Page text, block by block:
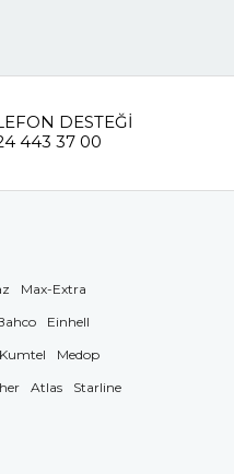
DESTEĞİ
443 37 00
Max-Extra
Einhell
Kumtel
Medop
Atlas
Starline